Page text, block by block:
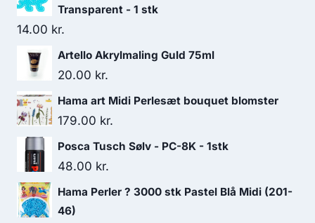
Transparent - 1 stk
14.00 kr.
Artello Akrylmaling Guld 75ml
20.00 kr.
Hama art Midi Perlesæt bouquet blomster
179.00 kr.
Posca Tusch Sølv - PC-8K - 1stk
48.00 kr.
Hama Perler ? 3000 stk Pastel Blå Midi (201-
46)